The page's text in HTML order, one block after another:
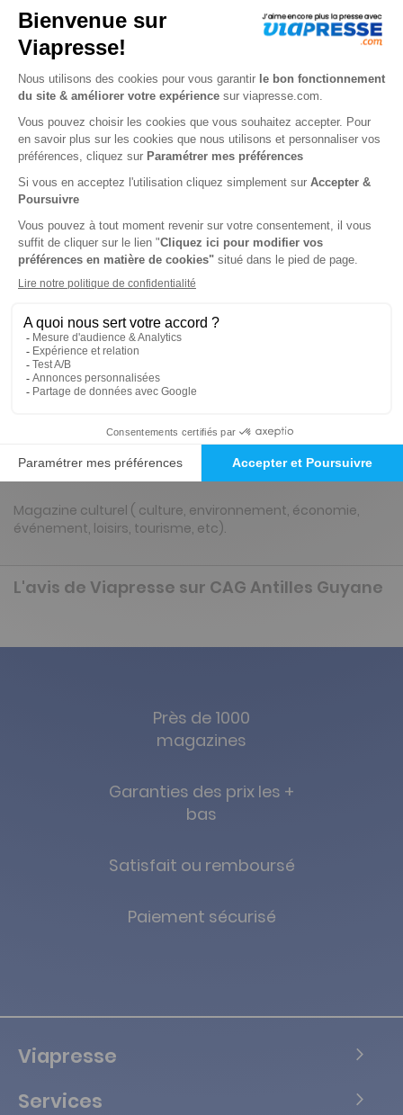
Je choisis un support
Digital
Je choisis une durée
Abonnement 1 an
10€ 46
Tarif France métropolitaine
Renouvellement à date d’anniversaire
Présentation du magazine CAG Antilles
Guyane
Magazine culturel ( culture, environnement, économie,
événement, loisirs, tourisme, etc).
L'avis de Viapresse sur CAG Antilles Guyane
Près de 1000
magazines
Garanties des prix les +
bas
Satisfait ou remboursé
Paiement sécurisé
Viapresse
Services